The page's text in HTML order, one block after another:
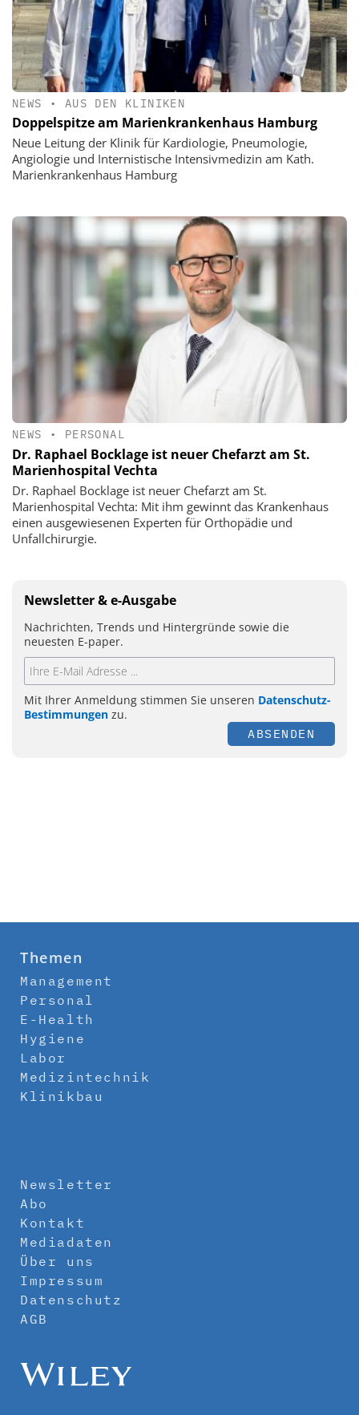
NEWS • AUS DEN KLINIKEN
Doppelspitze am Marienkrankenhaus Hamburg
Neue Leitung der Klinik für Kardiologie, Pneumologie,
Angiologie und Internistische Intensivmedizin am Kath.
Marienkrankenhaus Hamburg
NEWS • PERSONAL
Dr. Raphael Bocklage ist neuer Chefarzt am St.
Marienhospital Vechta
Dr. Raphael Bocklage ist neuer Chefarzt am St.
Marienhospital Vechta: Mit ihm gewinnt das Krankenhaus
einen ausgewiesenen Experten für Orthopädie und
Unfallchirurgie.
Newsletter & e-Ausgabe
Nachrichten, Trends und Hintergründe sowie die
neuesten E-paper.
Mit Ihrer Anmeldung stimmen Sie unseren Datenschutz-
Bestimmungen zu.
ABSENDEN
Themen
Management
Personal
E-Health
Hygiene
Labor
Medizintechnik
Klinikbau
Newsletter
Abo
Kontakt
Mediadaten
Über uns
Impressum
Datenschutz
AGB